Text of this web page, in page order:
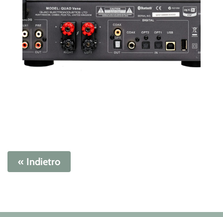
« Indietro